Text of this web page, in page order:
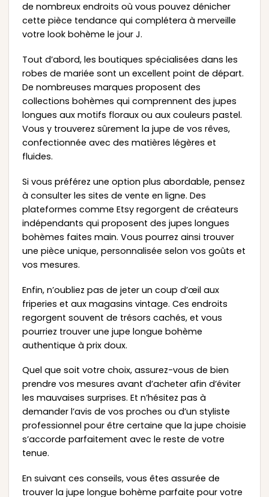
de nombreux endroits où vous pouvez dénicher
cette pièce tendance qui complétera à merveille
votre look bohème le jour J.
Tout d’abord, les boutiques spécialisées dans les
robes de mariée sont un excellent point de départ.
De nombreuses marques proposent des
collections bohèmes qui comprennent des jupes
longues aux motifs floraux ou aux couleurs pastel.
Vous y trouverez sûrement la jupe de vos rêves,
confectionnée avec des matières légères et
fluides.
Si vous préférez une option plus abordable, pensez
à consulter les sites de vente en ligne. Des
plateformes comme Etsy regorgent de créateurs
indépendants qui proposent des jupes longues
bohèmes faites main. Vous pourrez ainsi trouver
une pièce unique, personnalisée selon vos goûts et
vos mesures.
Enfin, n’oubliez pas de jeter un coup d’œil aux
friperies et aux magasins vintage. Ces endroits
regorgent souvent de trésors cachés, et vous
pourriez trouver une jupe longue bohème
authentique à prix doux.
Quel que soit votre choix, assurez-vous de bien
prendre vos mesures avant d’acheter afin d’éviter
les mauvaises surprises. Et n’hésitez pas à
demander l’avis de vos proches ou d’un styliste
professionnel pour être certaine que la jupe choisie
s’accorde parfaitement avec le reste de votre
tenue.
En suivant ces conseils, vous êtes assurée de
trouver la jupe longue bohème parfaite pour votre